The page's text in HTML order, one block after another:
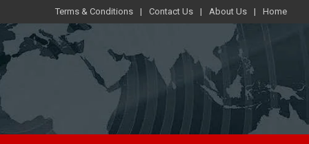
Terms & Conditions Contact Us About Us Home